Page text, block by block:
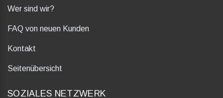
Wer sind wir?
FAQ von neuen Kunden
Kontakt
Seitenübersicht
SOZIALES NETZWERK